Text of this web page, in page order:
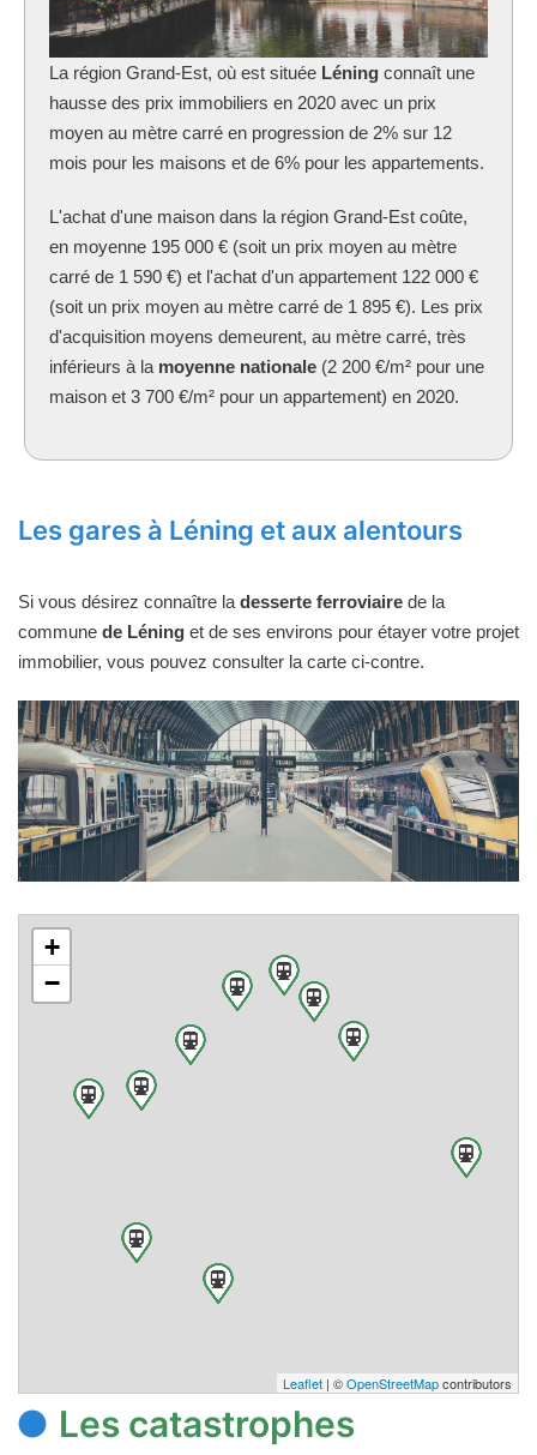
La région Grand-Est, où est située Léning connaît une
hausse des prix immobiliers en 2020 avec un prix
moyen au mètre carré en progression de 2% sur 12
mois pour les maisons et de 6% pour les appartements.
L'achat d'une maison dans la région Grand-Est coûte,
en moyenne 195 000 € (soit un prix moyen au mètre
carré de 1 590 €) et l'achat d'un appartement 122 000 €
(soit un prix moyen au mètre carré de 1 895 €). Les prix
d'acquisition moyens demeurent, au mètre carré, très
inférieurs à la moyenne nationale (2 200 €/m² pour une
maison et 3 700 €/m² pour un appartement) en 2020.
Les gares à Léning et aux alentours
Si vous désirez connaître la desserte ferroviaire de la
commune de Léning et de ses environs pour étayer votre projet
immobilier, vous pouvez consulter la carte ci-contre.
+
−
Leaflet | ©OpenStreetMapcontributors
Les catastrophes